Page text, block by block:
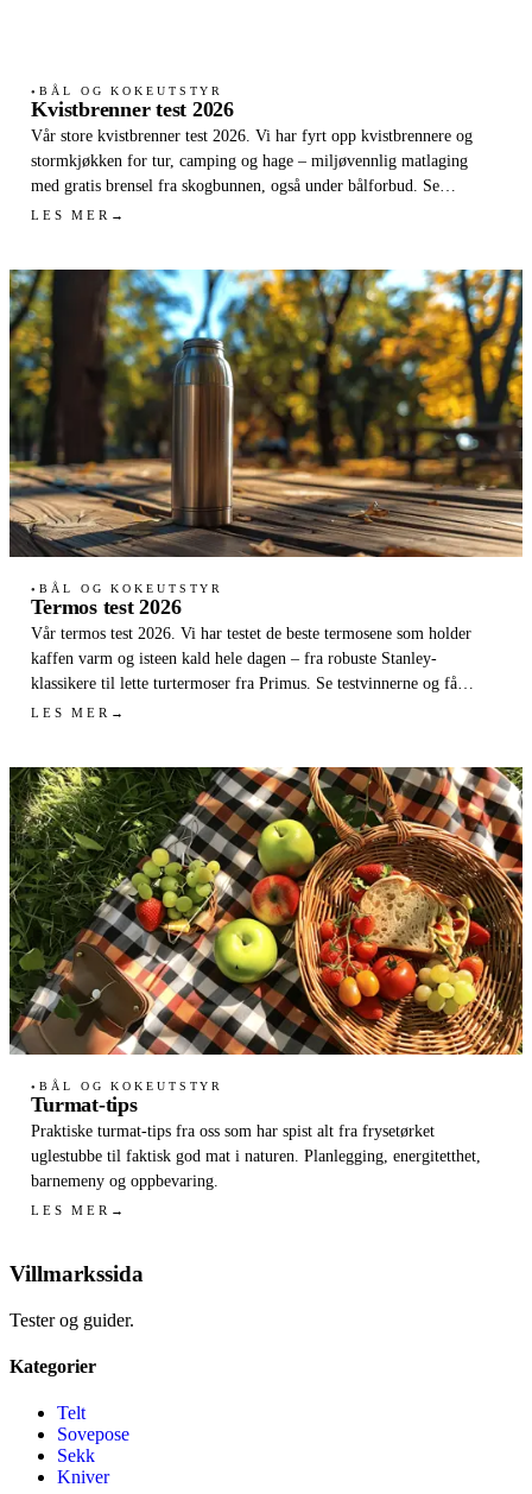
● BÅL OG KOKEUTSTYR
Kvistbrenner test 2026
Vår store kvistbrenner test 2026. Vi har fyrt opp kvistbrennere og
stormkjøkken for tur, camping og hage – miljøvennlig matlaging
med gratis brensel fra skogbunnen, også under bålforbud. Se
testvinnerne og få kjøpsråd.
LES MER →
● BÅL OG KOKEUTSTYR
Termos test 2026
Vår termos test 2026. Vi har testet de beste termosene som holder
kaffen varm og isteen kald hele dagen – fra robuste Stanley-
klassikere til lette turtermoser fra Primus. Se testvinnerne og få
kjøpsråd til din neste tur.
LES MER →
● BÅL OG KOKEUTSTYR
Turmat-tips
Praktiske turmat-tips fra oss som har spist alt fra frysetørket
uglestubbe til faktisk god mat i naturen. Planlegging, energitetthet,
barnemeny og oppbevaring.
LES MER →
Villmarkssida
Tester og guider.
Kategorier
Telt
Sovepose
Sekk
Kniver